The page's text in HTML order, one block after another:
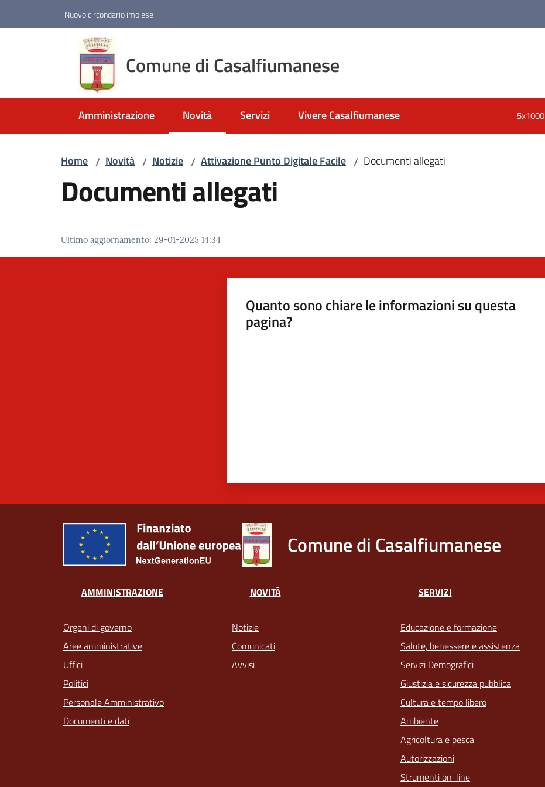
Nuovo circondario imolese
Comune di Casalfiumanese
Amministrazione Novità
Menu selezionato
Servizi Vivere Casalfiumanese 5x1000
Home / Novità / Notizie / Attivazione Punto Digitale Facile / Documenti allegati
Documenti allegati
Ultimo aggiornamento: 29-01-2025 14:34
Quanto sono chiare le informazioni su questa
pagina?
Comune di Casalfiumanese
AMMINISTRAZIONE
Organi di governo
Aree amministrative
Uffici
Politici
Personale Amministrativo
Documenti e dati
NOVITÀ
Notizie
Comunicati
Avvisi
SERVIZI
Educazione e formazione
Salute, benessere e assistenza
Servizi Demografici
Giustizia e sicurezza pubblica
Cultura e tempo libero
Ambiente
Agricoltura e pesca
Autorizzazioni
Strumenti on-line